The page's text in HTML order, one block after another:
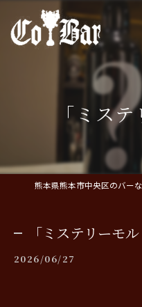
「ミス
「ミステリーモル
2026/06/27